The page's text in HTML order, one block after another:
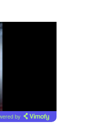
by